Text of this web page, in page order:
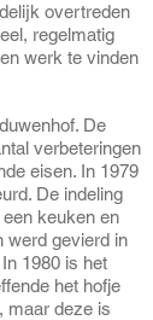
overtreden
regelmatig
werk te vinden
De
verbeteringen
eisen. In 1979
De indeling
keuken en
werd gevierd in
1980 is het
het hofje
maar deze is